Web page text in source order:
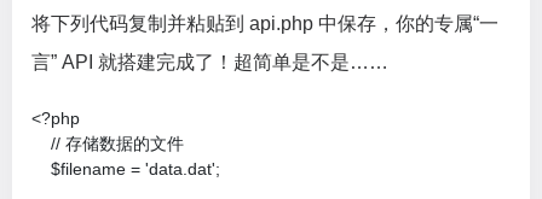
将下列代码复制并粘贴到 api.php 中保存，你的专属“一
言” API 就搭建完成了！超简单是不是……
<?php
// 存储数据的文件
$filename = 'data.dat';